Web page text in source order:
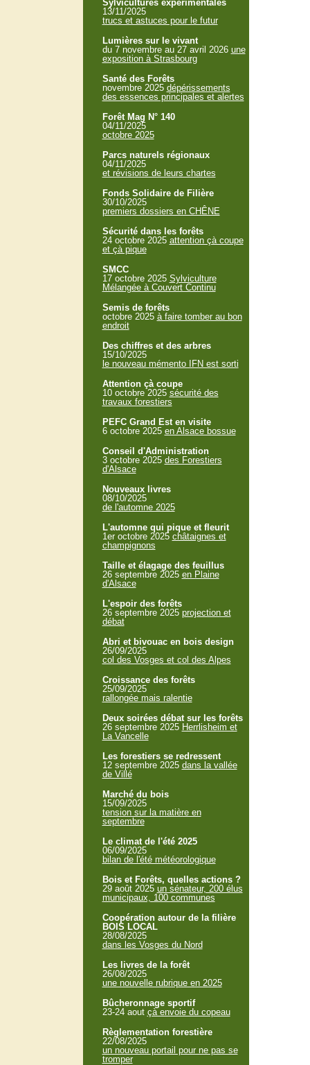
Sylvicultures expérimentales
13/11/2025
trucs et astuces pour le futur
Lumières sur le vivant
du 7 novembre au 27 avril 2026 une
exposition à Strasbourg
Santé des Forêts
novembre 2025 dépérissements
des essences principales et alertes
Forêt Mag N° 140
04/11/2025
octobre 2025
Parcs naturels régionaux
04/11/2025
et révisions de leurs chartes
Fonds Solidaire de Filière
30/10/2025
premiers dossiers en CHÊNE
Sécurité dans les forêts
24 octobre 2025 attention çà coupe
et çà pique
SMCC
17 octobre 2025 Sylviculture
Mélangée à Couvert Continu
Semis de forêts
octobre 2025 à faire tomber au bon
endroit
Des chiffres et des arbres
15/10/2025
le nouveau mémento IFN est sorti
Attention çà coupe
10 octobre 2025 sécurité des
travaux forestiers
PEFC Grand Est en visite
6 octobre 2025 en Alsace bossue
Conseil d'Administration
3 octobre 2025 des Forestiers
d'Alsace
Nouveaux livres
08/10/2025
de l'automne 2025
L'automne qui pique et fleurit
1er octobre 2025 châtaignes et
champignons
Taille et élagage des feuillus
26 septembre 2025 en Plaine
d'Alsace
L'espoir des forêts
26 septembre 2025 projection et
débat
Abri et bivouac en bois design
26/09/2025
col des Vosges et col des Alpes
Croissance des forêts
25/09/2025
rallongée mais ralentie
Deux soirées débat sur les forêts
26 septembre 2025 Herrlisheim et
La Vancelle
Les forestiers se redressent
12 septembre 2025 dans la vallée
de Villé
Marché du bois
15/09/2025
tension sur la matière en
septembre
Le climat de l'été 2025
06/09/2025
bilan de l'été météorologique
Bois et Forêts, quelles actions ?
29 août 2025 un sénateur, 200 élus
municipaux, 100 communes
Coopération autour de la filière
BOIS LOCAL
28/08/2025
dans les Vosges du Nord
Les livres de la forêt
26/08/2025
une nouvelle rubrique en 2025
Bûcheronnage sportif
23-24 aout çà envoie du copeau
Règlementation forestière
22/08/2025
un nouveau portail pour ne pas se
tromper